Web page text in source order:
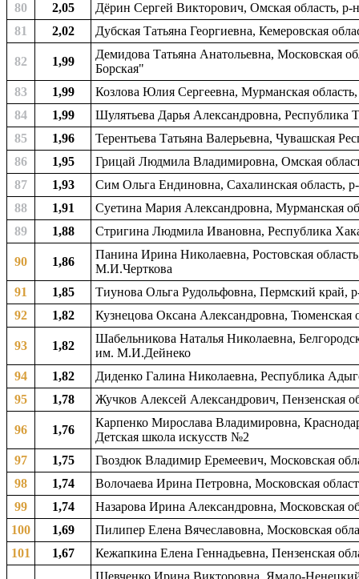
80
2,05
Дёрин Сергей Викторович, Омская область,
81
2,02 Дубская Татьяна Георгиевна, Кемеровская
82 1,99
Демидова Татьяна Анатольевна, Московская
Борская"
83
1,99
Козлова Юлия Сергеевна, Мурманская
84
1,99
Шулятьева Дарья Александровна, Республика
85
1,96
Терентьева Татьяна Валерьевна, Чувашская
86
1,95
Грицай Людмила Владимировна, Омская
87
1,93
Сим Ольга Ендиновна, Сахалинская область,
88
1,91
Суетина Мария Александровна, Мурманская
89
1,88 Стригина Людмила Ивановна, Республика
90 1,86
Панина Ирина Николаевна, Ростовская
М.И.Черткова
91
1,85
Тиунова Ольга Рудольфовна, Пермский край,
92
1,82 Кузнецова Оксана Александровна, Тюменская
93 1,82
Шабельникова Наталья Николаевна,
им. М.И.Дейнеко
94
1,82
Диденко Галина Николаевна, Республика
95
1,78 Жучков Алексей Александрович, Пензенская
96 1,76
Карпенко Мирослава Владимировна,
Детская школа искусств №2
97
1,75
Гвоздюк Владимир Еремеевич, Московская
98
1,74
Волочаева Ирина Петровна, Московская
99
1,74
Назарова Ирина Александровна, Московская
100
1,69
Пилипер Елена Вячеславовна, Московская
101
1,67 Кежапкина Елена Геннадьевна, Пензенская
Шевченко Ирина Викторовна, Ямало-